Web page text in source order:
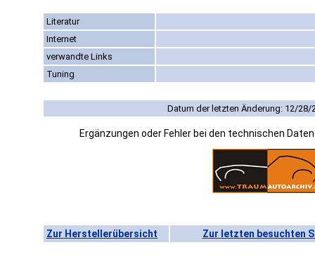
Literatur
Internet
verwandte Links
Tuning
Datum der letzten Änderung: 12/28/
Ergänzungen oder Fehler bei den technischen
Zur Herstellerübersicht Zur letzten besuchten